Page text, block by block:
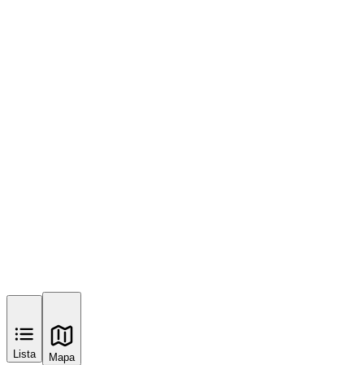
Lista Mapa